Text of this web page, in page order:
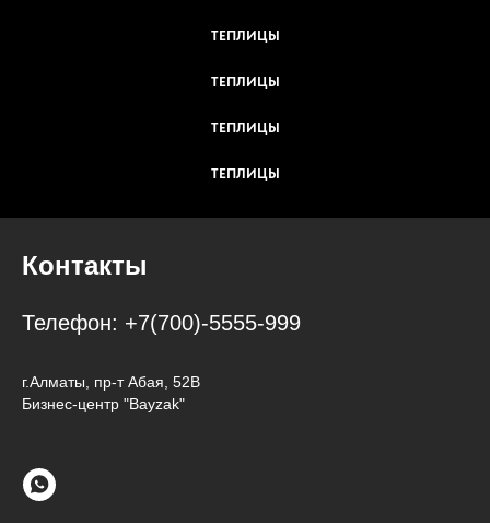
ТЕПЛИЦЫ
ТЕПЛИЦЫ
ТЕПЛИЦЫ
ТЕПЛИЦЫ
Контакты
Телефон: +7(700)-5555-999
г.Алматы, пр-т Абая, 52В
Бизнес-центр "Bayzak"